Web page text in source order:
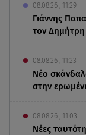
08.08.26 , 11:29
Γιάννης
τον
08.08.26 , 11:23
Νέο
στην
08.08.26 , 11:03
Νέες